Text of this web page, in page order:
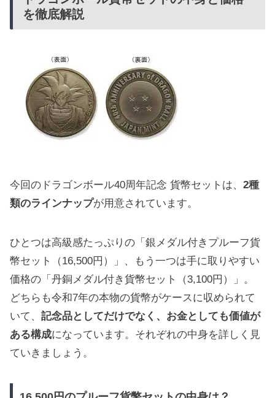
を徹底解説
今回のドラゴンボール40周年記念 貨幣セットは、 2種
類のラインナップが用意されています。
ひとつは高級感たっぷりの「銀メダル付きプルーフ貨
幣セット（16,500円）」、もう一つは手に取りやすい
価格の「丹銅メダル付き貨幣セット（3,100円）」。
どちらも令和7年の本物の貨幣がケースに収められて
いて、 記念品としてだけでなく、お金としても価値が
ある構成になっています。それぞれの中身を詳しく見
ていきましょう。